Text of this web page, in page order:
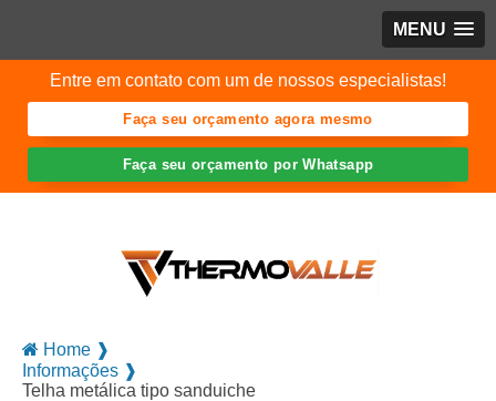
MENU
Entre em contato com um de nossos especialistas!
Faça seu orçamento agora mesmo
Faça seu orçamento por Whatsapp
Home ❱
Informações ❱
Telha metálica tipo sanduiche